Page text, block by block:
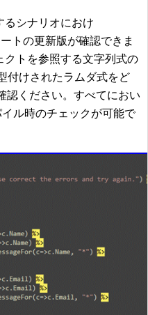
るシナリオにおけ
トの更新版が確認できま
クトを参照する文字列式の
付けされたラムダ式をど
認ください。すべてにおい
イル時のチェックが可能で